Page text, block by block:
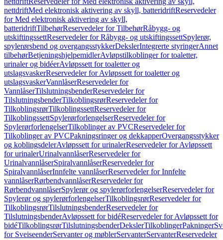
nettdriftMed elektronisk aktivering av skyll, batteridriftReservedeler
for Med elektronisk aktivering av skyll,
batteridriftTilbehørReservedeler for TilbehørRåbygg- og
utskiftingssettReservedeler for Råbygg- og utskiftingssettSpylerør,
spylerørsbend og overgangsstykkerDekslerIntegrerte styringerAnnet
tilbehørBetjeningshjelpemidlerAvløpstilkoblinger for toaletter,
urinaler og bidéerAvløpssett for toaletter og
utslagsvaskerReservedeler for Avløpssett for toaletter og
utslagsvaskerVannlåserReservedeler for
VannlåserTilslutningsbenderReservedeler for
TilslutningsbenderTilkoblingsrørReservedeler for
TilkoblingsrørTilkoblingssettReservedeler for
TilkoblingssettSpylerørforlengelserReservedeler for
SpylerørforlengelserTilkoblinger av PVCReservedeler for
Tilkoblinger av PVCPakningsringer og dekkapperOvergangsstykker
og koblingsdelerAvløpssett for urinalerReservedeler for Avløpssett
for urinalerUrinalvannlåserReservedeler for
UrinalvannlåserSpiralvannlåserReservedeler for
SpiralvannlåserInnfelte vannlåserReservedeler for Innfelte
vannlåserRørbendvannlåserReservedeler for
RørbendvannlåserSpylerør og spylerørforlengelserReservedeler for
Spylerør og spylerørforlengelserTilkoblingsrørReservedeler for
TilkoblingsrørTilslutningsbenderReservedeler for
TilslutningsbenderAvløpssett for bidéReservedeler for Avløpssett for
bidéTilkoblingsrørTilslutningsbenderDekslerTilkoblingerPakninger
for SveiseenderServanter og møblerServanterServanterReservedeler